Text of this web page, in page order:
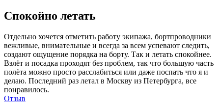
Спокойно летать
Отдельно хочется отметить работу экипажа, бортпроводники
вежливые, внимательные и всегда за всем успевают следить,
создают ощущение порядка на борту. Так и летать спокойнее.
Взлёт и посадка проходят без проблем, так что большую часть
полёта можно просто расслабиться или даже поспать что я и
делаю. Последний раз летал в Москву из Петербурга, все
понравилось.
Отзыв